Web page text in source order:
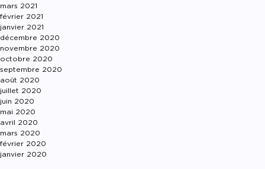
mars 2021
février 2021
janvier 2021
décembre 2020
novembre 2020
octobre 2020
septembre 2020
août 2020
juillet 2020
juin 2020
mai 2020
avril 2020
mars 2020
février 2020
janvier 2020